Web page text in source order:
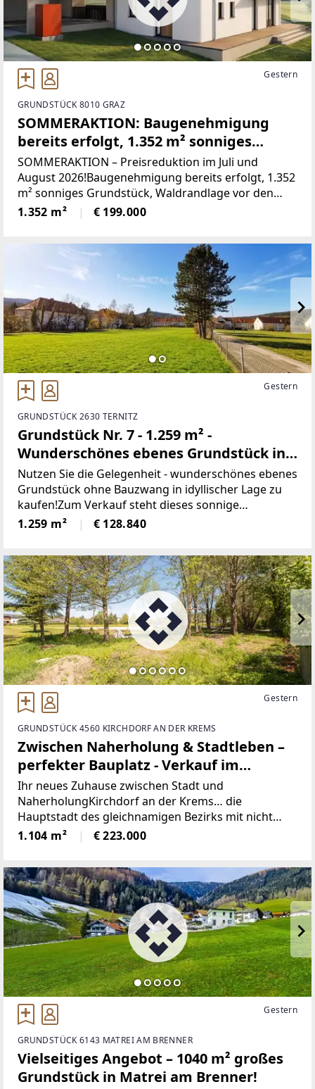
Gestern
GRUNDSTÜCK 8010 GRAZ
SOMMERAKTION: Baugenehmigung
bereits erfolgt, 1.352 m² sonniges
Grundstück!
SOMMERAKTION – Preisreduktion im Juli und
August 2026!Baugenehmigung bereits erfolgt, 1.352
m² sonniges Grundstück, Waldrandlage vor den
Grazer Toren!Grundstück im stadtnahen Ortsteil
Schillingsdorf (Gemeinde Kainbach), nahe der
1.352 m² € 199.000
Gestern
GRUNDSTÜCK 2630 TERNITZ
Grundstück Nr. 7 - 1.259 m² -
Wunderschönes ebenes Grundstück in
sonniger und ruhiger Lage - ohne
Bauzwang!
Nutzen Sie die Gelegenheit - wunderschönes ebenes
Grundstück ohne Bauzwang in idyllischer Lage zu
kaufen!Zum Verkauf steht dieses sonnige
Grundstück, mit der Natur im Blick! Am unteren
Ende des Grundstücks befindet sich ein idyllischer
1.259 m² € 128.840
Gestern
GRUNDSTÜCK 4560 KIRCHDORF AN DER KREMS
Zwischen Naherholung & Stadtleben –
perfekter Bauplatz - Verkauf im
geschlossenen DAVE
Ihr neues Zuhause zwischen Stadt und
NaherholungKirchdorf an der Krems… die
Hauptstadt des gleichnamigen Bezirks mit nicht
ganz 56.000 Einwohnern. Mit
Bezirkshauptmannschaft, Bezirksgericht und
südlichen
1.104 m² € 223.000
Gestern
GRUNDSTÜCK 6143 MATREI AM BRENNER
Vielseitiges Angebot – 1040 m² großes
Grundstück in Matrei am Brenner!